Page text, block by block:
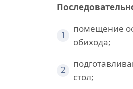
1
помещение
обихода;
2
стол;